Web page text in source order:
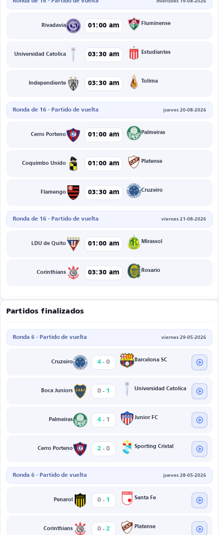
Rivadavia 01:00 am Fluminense
Universidad Catolica 03:30 am Estudiantes
Independiente 03:30 am Tolima
Ronda de 16 - Partido de vuelta jueves 20-08-2026
Cerro Porteno 01:00 am Palmeiras
Coquimbo Unido 01:00 am Platense
Flamengo 03:30 am Cruzeiro
Ronda de 16 - Partido de vuelta viernes 21-08-2026
LDU de Quito 01:00 am Mirassol
Corinthians 03:30 am Rosario
Partidos finalizados
Ronda 6 - Partido de vuelta viernes 29-05-2026
Cruzeiro 4 - 0 Barcelona SC
Boca Juniors 0 - 1 Universidad Catolica
Palmeiras 4 - 1 Junior FC
Cerro Porteno 2 - 0 Sporting Cristal
Ronda 6 - Partido de vuelta jueves 28-05-2026
Penarol 0 - 1 Santa Fe
Corinthians 0 - 2 Platense